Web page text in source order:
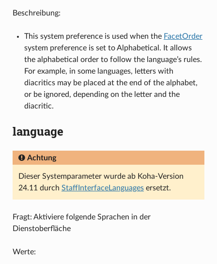
Beschreibung:
This system preference is used when the FacetOrder
system preference is set to Alphabetical. It allows
the alphabetical order to follow the language’s rules.
For example, in some languages, letters with
diacritics may be placed at the end of the alphabet,
or be ignored, depending on the letter and the
diacritic.
language
Achtung
Dieser Systemparameter wurde ab Koha-Version
24.11 durch StaffInterfaceLanguagesersetzt.
Fragt: Aktiviere folgende Sprachen in der
Dienstoberfläche
Werte: